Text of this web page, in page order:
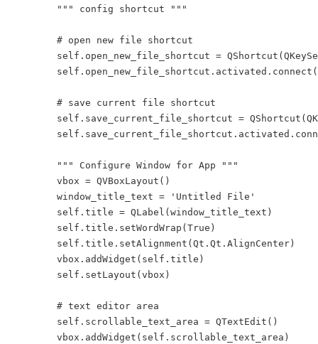
        """ config shortcut """
        # open new file shortcut
self.open_new_file_shortcut =
        # save current file shortcut
self.save_current_file_shortcut =
        """ Configure Window for App """
        vbox = QVBoxLayout()
        window_title_text = 'Untitled File'
        self.title = QLabel(window_title_text)
        self.title.setWordWrap(True)
        self.title.setAlignment(Qt.Qt.AlignCenter)
        vbox.addWidget(self.title)
        self.setLayout(vbox)
        # text editor area
        self.scrollable_text_area = QTextEdit()
        vbox.addWidget(self.scrollable_text_area)